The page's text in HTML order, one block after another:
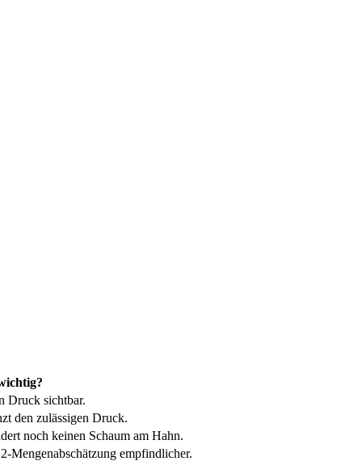
Druck sichtbar.
den zulässigen Druck.
noch keinen Schaum am Hahn.
Mengenabschätzung empfindlicher.